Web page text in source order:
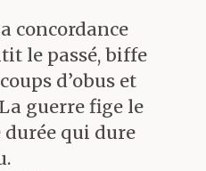
concordance
le passé, biffe
d’obus et
guerre fige le
durée qui dure